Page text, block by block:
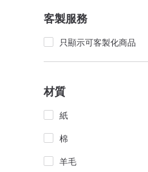
客製服務
只顯示可客製化商品
材質
紙
棉
羊毛